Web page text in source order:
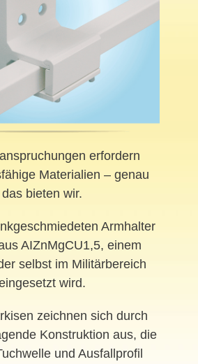
erfordern
Materialien – genau
das bieten wir.
Armhalter
AIZnMgCU1,5, einem
selbst im Militärbereich
wird.
zeichnen sich durch
Konstruktion aus, die
und Ausfallprofil